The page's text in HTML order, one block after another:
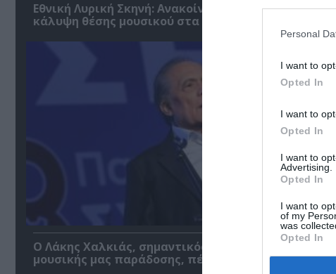
Personal
I want to
Opted In
I want to
Opted In
I want to
Advertising.
Opted In
I want to
of my
was
Opted In
Εθνική Λυρική Σκηνή: Ανακοίνωση ακρόασης για την
κάλυψη θέσης μουσικού στα Βιολοντσέλα
Ο Λάκης Χαλκιάς, σημαντικός εκπρόσωπος της
μουσικής μας παράδοσης, πέθανε σε ηλικία 82